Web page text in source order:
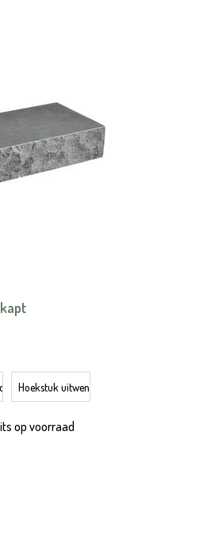
Hoekstuk uitwendig
op voorraad